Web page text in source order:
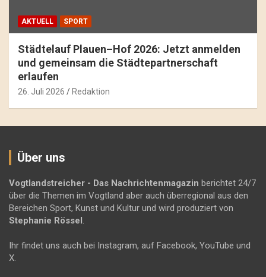
AKTUELL SPORT
Städtelauf Plauen–Hof 2026: Jetzt anmelden
und gemeinsam die Städtepartnerschaft
erlaufen
26. Juli 2026 Redaktion
Über uns
Vogtlandstreicher - Das Nachrichtenmagazin berichtet 24/7
über die Themen im Vogtland aber auch überregional aus den
Bereichen Sport, Kunst und Kultur und wird produziert von
Stephanie Rössel .
Ihr findet uns auch bei Instagram, auf Facebook, YouTube und
X.